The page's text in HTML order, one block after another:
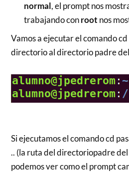
normal, el prompt nos
trabajando conroot nos
Vamos a ejecutar el comando
directorio al directorio padre
Si ejecutamos el comando cd
.. (la ruta del directoriopadre
podemos ver como el prompt